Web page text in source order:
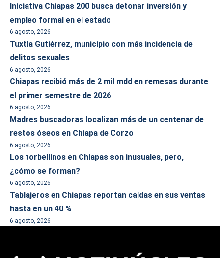
Iniciativa Chiapas 200 busca detonar inversión y
empleo formal en el estado
6 agosto, 2026
Tuxtla Gutiérrez, municipio con más incidencia de
delitos sexuales
6 agosto, 2026
Chiapas recibió más de 2 mil mdd en remesas durante
el primer semestre de 2026
6 agosto, 2026
Madres buscadoras localizan más de un centenar de
restos óseos en Chiapa de Corzo
6 agosto, 2026
Los torbellinos en Chiapas son inusuales, pero,
¿cómo se forman?
6 agosto, 2026
Tablajeros en Chiapas reportan caídas en sus ventas
hasta en un 40 %
6 agosto, 2026